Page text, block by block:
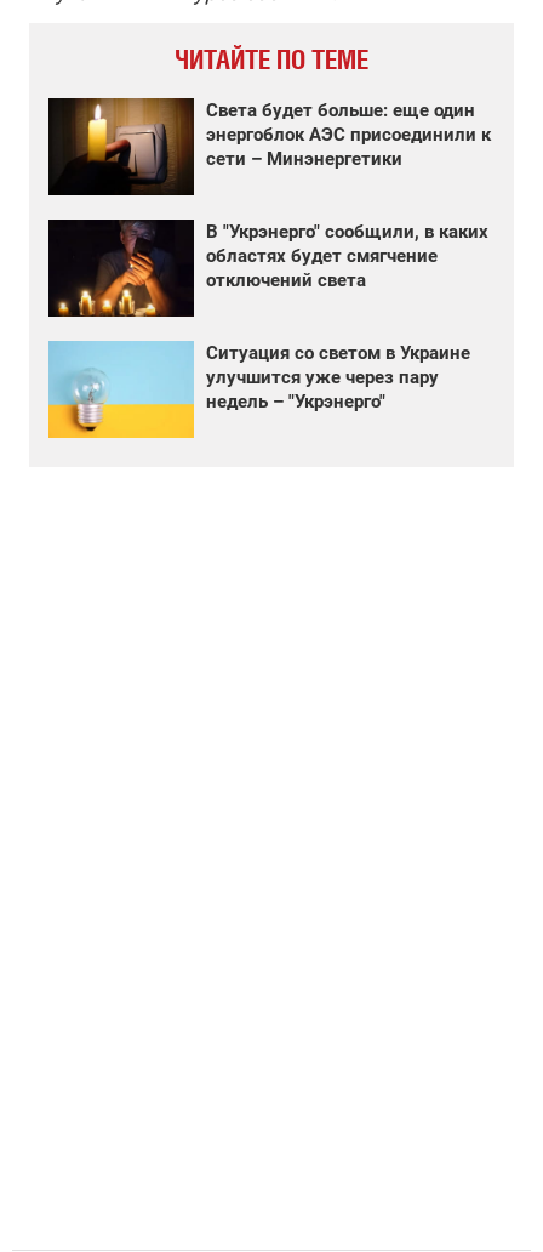
ЧИТАЙТЕ ПО ТЕМЕ
Света будет больше: еще один
энергоблок АЭС присоединили к
сети – Минэнергетики
В "Укрэнерго" сообщили, в каких
областях будет смягчение
отключений света
Ситуация со светом в Украине
улучшится уже через пару
недель – "Укрэнерго"